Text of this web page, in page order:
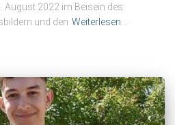
August 2022 im Beisein des
und den Weiterlesen…